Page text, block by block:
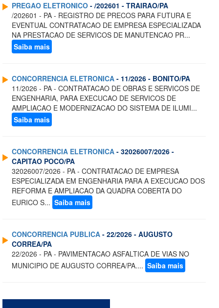
PREGAO ELETRONICO - /202601 - TRAIRAO/PA
/202601 - PA - REGISTRO DE PRECOS PARA FUTURA E
EVENTUAL CONTRATACAO DE EMPRESA ESPECIALIZADA
NA PRESTACAO DE SERVICOS DE MANUTENCAO PR...
Saiba mais
CONCORRENCIA ELETRONICA - 11/2026 - BONITO/PA
11/2026 - PA - CONTRATACAO DE OBRAS E SERVICOS DE
ENGENHARIA, PARA EXECUCAO DE SERVICOS DE
AMPLIACAO E MODERNIZACAO DO SISTEMA DE ILUMI...
Saiba mais
CONCORRENCIA ELETRONICA - 32026007/2026 -
CAPITAO POCO/PA
32026007/2026 - PA - CONTRATACAO DE EMPRESA
ESPECIALIZADA EM ENGENHARIA PARA A EXECUCAO DOS
REFORMA E AMPLIACAO DA QUADRA COBERTA DO
EURICO S... Saiba mais
CONCORRENCIA PUBLICA - 22/2026 - AUGUSTO
CORREA/PA
22/2026 - PA - PAVIMENTACAO ASFALTICA DE VIAS NO
MUNICIPIO DE AUGUSTO CORREA/PA.... Saiba mais